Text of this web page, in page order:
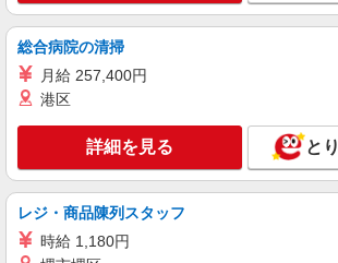
×8h×22日＋残(10h) ●交通費全額支給 ●残業手当
（時給×1.25） ●各種手当支給 各種社会保険完
備/年次有給休暇/昇給制度
携帯電話割引 無料の健康診
●ドコモショップ札幌店(
キープ 詳
株式会社日本パーソナルビジネス北海道支店【
家電量販店でのスマホ販売
【時給】 未経験でも時
【月収例】 月収25万4475円
◆大手量販店スマホコ
総合病院の清掃
月給 257,400円
港区
詳細を見る と
レジ・商品陳列スタッフ
時給 1,180円